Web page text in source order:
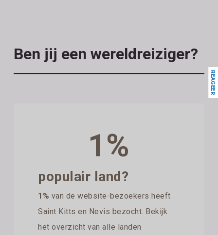
Ben jij een wereldreiziger?
1%
populair land?
1% van de website-bezoekers heeft
Saint Kitts en Nevis bezocht. Bekijk
het overzicht van alle landen
REAGEER